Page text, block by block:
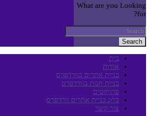
What are you Looking
for?
Search
בית
אודות
בניית אתרים בוורדפרס
בניית חנות בוורדפרס
פרויקטים
בלוג בניית אתרים וורדפרס
צור קשר